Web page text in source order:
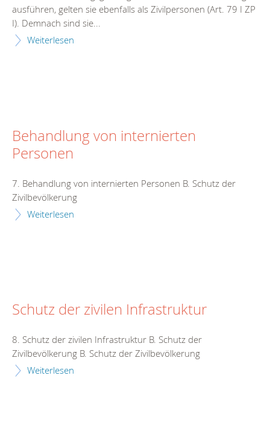
ausführen, gelten sie ebenfalls als Zivilpersonen (Art. 79 I ZP
I). Demnach sind sie...
Weiterlesen
Behandlung von internierten
Personen
7. Behandlung von internierten Personen B. Schutz der
Zivilbevölkerung
Weiterlesen
Schutz der zivilen Infrastruktur
8. Schutz der zivilen Infrastruktur B. Schutz der
Zivilbevölkerung B. Schutz der Zivilbevölkerung
Weiterlesen